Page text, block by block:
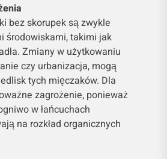
bez skorupek są zwykle
środowiskami, takimi jak
Zmiany w użytkowaniu
czy urbanizacja, mogą
tych mięczaków. Dla
zagrożenie, ponieważ
w łańcuchach
na rozkład organicznych